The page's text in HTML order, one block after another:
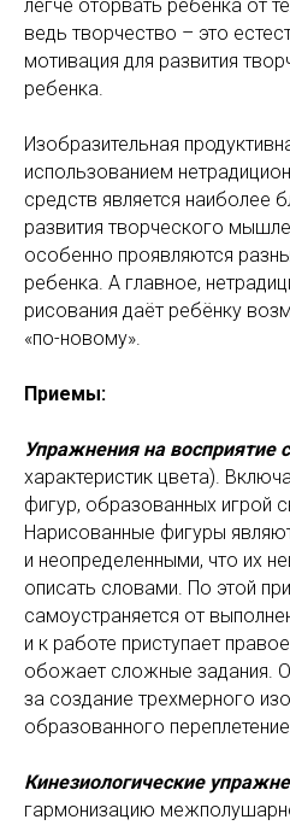
легче оторвать ребенка от
ведь творчество – это
мотивация для развития
ребенка.
Изобразительная
использованием
средств является наиболее
развития творческого
особенно проявляются
ребенка. А главное,
рисования даёт ребёнку
«по-новому».
Приемы:
Упражнения на восприятие
характеристик цвета).
фигур, образованных игрой
Нарисованные фигуры
и неопределенными, что их
описать словами. По этой
самоустраняется от
и к работе приступает
обожает сложные задания.
за создание трехмерного
образованного
Кинезиологические
гармонизацию